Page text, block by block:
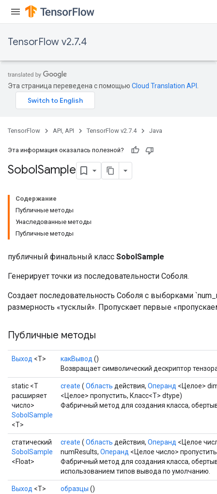
TensorFlow v2.7.4
Эта страница переведена с помощью Cloud Translation API
TensorFlow API, API TensorFlow v2.7.4 Java
Эта информация оказалась полезной?
SobolSample
Содержание
Публичные методы
Унаследованные методы
Публичные методы
публичный финальный класс SobolSample
Генерирует точки из последовательности Соболя.
Создает последовательность Соболя с выборками
размерность «тусклый». Пропускает первые
Публичные методы
Выход <Т> какВывод ()
Возвращает символический дескриптор
static <T
расширяет
число>
SobolSample
<T>
create ( Область действия, Операнд <Целое>
<Целое> пропустить, Класс<T> dtype)
Фабричный метод для создания класса,
статический
SobolSample
<Float>
create ( Область действия, Операнд <Целое
numResults, Операнд <Целое число>
Фабричный метод для создания класса,
использованием типов вывода по умолчанию.
Выход <Т> образцы ()